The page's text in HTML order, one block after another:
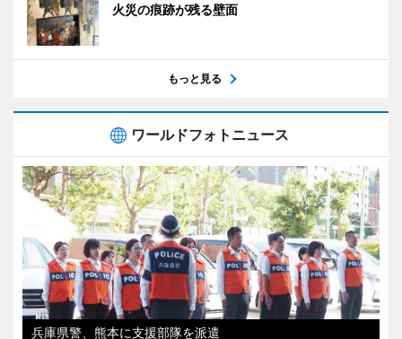
火災の痕跡が残る壁面
もっと見る
ワールドフォトニュース
兵庫県警、熊本に支援部隊を派遣